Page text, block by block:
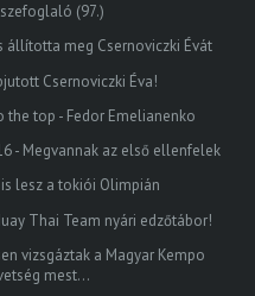
(97.)
állította meg Csernoviczki Évát
Csernoviczki Éva!
the top - Fedor Emelianenko
- Megvannak az első ellenfelek
lesz a tokiói Olimpián
Thai Team nyári edzőtábor!
vizsgáztak a Magyar Kempo
mest...